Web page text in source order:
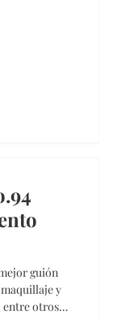
guión
y
entre otros…